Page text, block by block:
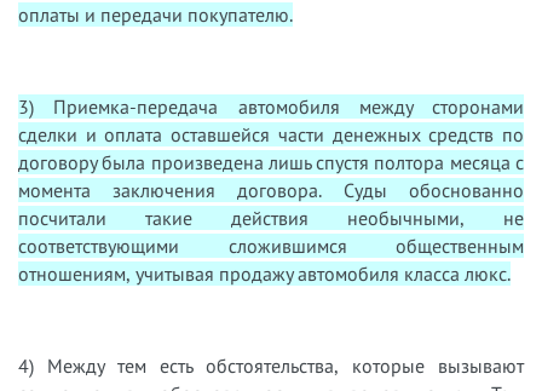
оплаты и передачи покупателю.
3) Приемка-передача автомобиля между сторонами
сделки и оплата оставшейся части денежных средств по
договору была произведена лишь спустя полтора месяца с
момента заключения договора. Суды обоснованно
посчитали такие действия необычными, не
соответствующими сложившимся общественным
отношениям, учитывая продажу автомобиля класса люкс.
4) Между тем есть обстоятельства, которые вызывают